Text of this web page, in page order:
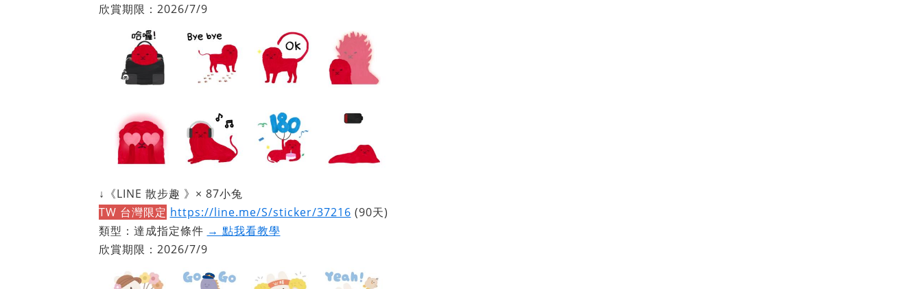
欣賞期限：2026/7/9
↓《LINE 散步趣 》× 87小兔
TW 台灣限定 https://line.me/S/sticker/37216 (90天)
類型：達成指定條件 → 點我看教學
欣賞期限：2026/7/9